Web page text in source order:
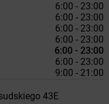
6:00 - 23:00
6:00 - 23:00
6:00 - 23:00
6:00 - 23:00
6:00 - 23:00
6:00 - 23:00
9:00 - 21:00
43E